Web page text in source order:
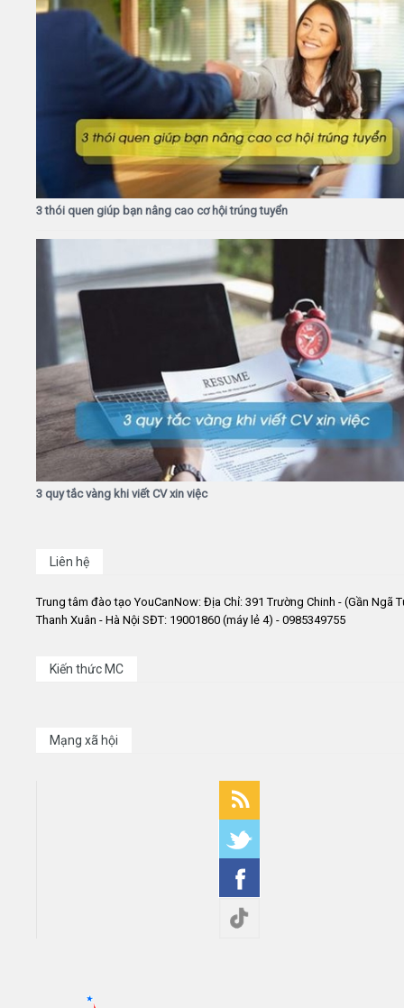
3 thói quen giúp bạn nâng cao cơ hội trúng tuyển
3 quy tắc vàng khi viết CV xin việc
Liên hệ
Trung tâm đào tạo YouCanNow: Địa Chỉ: 391 Trường Chinh - (Gần Ngã
Thanh Xuân - Hà Nội SĐT: 19001860 (máy lẻ 4) - 0985349755
Kiến thức MC
Mạng xã hội